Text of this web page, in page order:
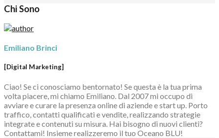
Chi Sono
Emiliano Brinci
[Digital Marketing]
Ciao! Se ci conosciamo bentornato! Se questa è la tua prima
volta piacere, mi chiamo Emiliano. Dal 2007 mi occupo di
avviare e curare la presenza online di aziende e start up. Porto
traffico, contatti qualificati e vendite, realizzando strategie
integrate e contenuti su misura. Hai bisogno di nuovi clienti?
Contattami! Insieme realizzeremo il tuo Oceano BLU!